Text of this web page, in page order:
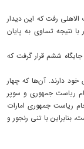
رفت که این دیدار
با نتیجه تساوی به پایان
امتیاز کسب کرد و در جایگاه ششم قرار گرفت که
دارند. آن‌ها که چهار
ریاست جمهوری و سوپر
ریاست جمهوری امارات
بنابراین با تنی رنجور و